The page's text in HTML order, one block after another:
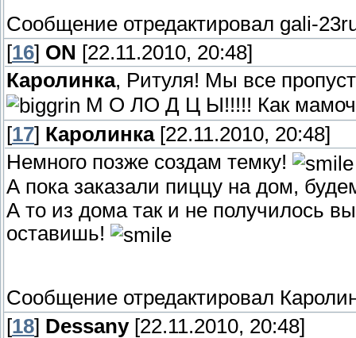
Сообщение отредактировал gali-
[16] ON [22.11.2010, 20:48]
Каролинка, Ритуля! Мы все
М О ЛО Д Ц Ы!!!!! Как
[17] Каролинка[22.11.2010, 20:48]
Немного позже создам темку!
А пока заказали пиццу на дом,
А то из дома так и не получилось
оставишь!
Сообщение отредактировал
[18] Dessany[22.11.2010, 20:48]